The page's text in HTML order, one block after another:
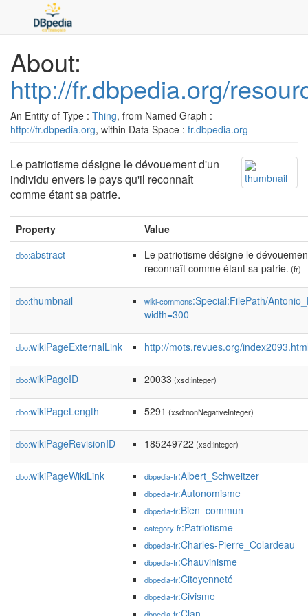
About:
http://fr.dbpedia.org/
An Entity of Type : Thing, from Named Graph :
http://fr.dbpedia.org, within Data Space : fr.dbpedia.org
Le patriotisme désigne le dévouement d'un
individu envers le pays qu'il reconnaît
comme étant sa patrie.
Property Value
dbo:abstract
Le patriotisme désigne le
reconnaît comme étant sa patrie. (fr)
dbo:thumbnail wiki-commons:Special:FilePath/
width=300
dbo:wikiPageExternalLink http://mots.revues.org/
dbo:wikiPageID 20033 (xsd:integer)
dbo:wikiPageLength 5291 (xsd:nonNegativeInteger)
dbo:wikiPageRevisionID 185249722 (xsd:integer)
dbo:wikiPageWikiLink dbpedia-fr:Albert_Schweitzer
dbpedia-fr:Autonomisme
dbpedia-fr:Bien_commun
category-fr:Patriotisme
dbpedia-fr:Charles-Pierre_Colardeau
dbpedia-fr:Chauvinisme
dbpedia-fr:Citoyenneté
dbpedia-fr:Civisme
:Clan